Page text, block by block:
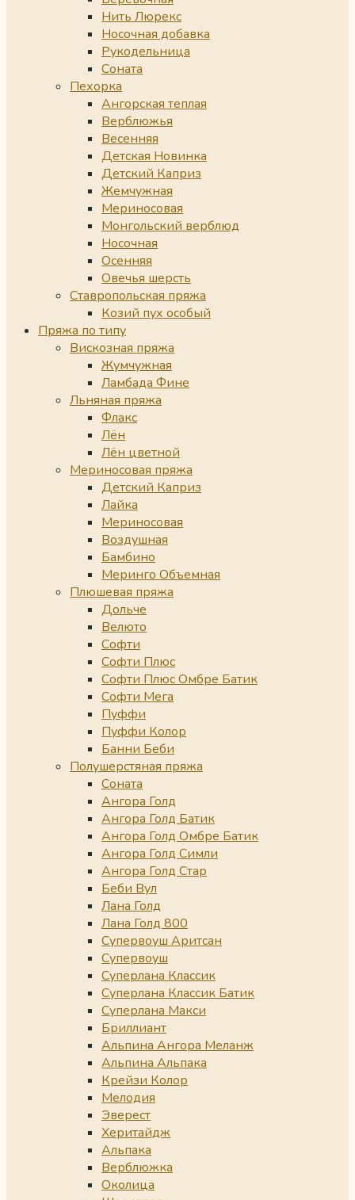
Нить Люрекс
Носочная добавка
Рукодельница
Соната
Пехорка
Ангорская теплая
Верблюжья
Весенняя
Детская Новинка
Детский Каприз
Жемчужная
Мериносовая
Монгольский верблюд
Носочная
Осенняя
Овечья шерсть
Ставропольская пряжа
Козий пух особый
Пряжа по типу
Вискозная пряжа
Жумчужная
Ламбада Фине
Льняная пряжа
Флакс
Лён
Лён цветной
Мериносовая пряжа
Детский Каприз
Лайка
Мериносовая
Воздушная
Бамбино
Меринго Объемная
Плюшевая пряжа
Дольче
Велюто
Софти
Софти Плюс
Софти Плюс Омбре Батик
Софти Мега
Пуффи
Пуффи Колор
Банни Беби
Полушерстяная пряжа
Соната
Ангора Голд
Ангора Голд Батик
Ангора Голд Омбре Батик
Ангора Голд Симли
Ангора Голд Стар
Беби Вул
Лана Голд
Лана Голд 800
Супервоуш Аритсан
Супервоуш
Суперлана Классик
Суперлана Классик Батик
Суперлана Макси
Бриллиант
Альпина Ангора Меланж
Альпина Альпака
Крейзи Колор
Мелодия
Эверест
Херитайдж
Альпака
Верблюжка
Околица